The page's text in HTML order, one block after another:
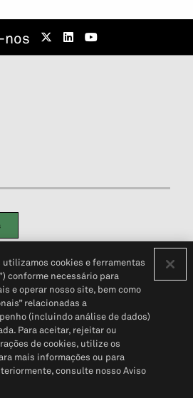
nos
de privacidade do cliente (em inglês)
Pessoais© 2026 S&P Global
utilizamos cookies e ferramentas
conforme necessário para
e operar nosso site, bem como
relacionadas a
(incluindo análise de dados)
Para aceitar, rejeitar ou
de cookies, utilize os
mais informações ou para
consulte nosso Aviso